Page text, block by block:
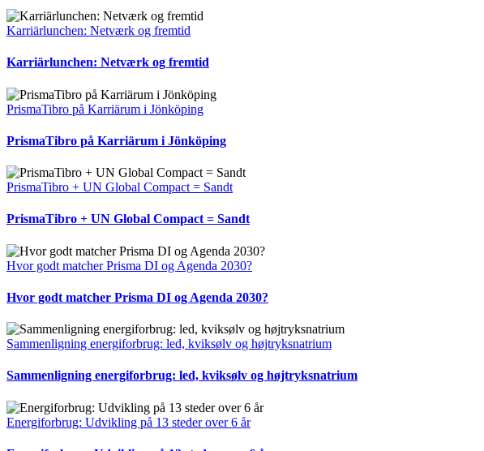
Karriärlunchen: Netværk og fremtid
Karriärlunchen: Netværk og fremtid
PrismaTibro på Karriärum i Jönköping
PrismaTibro på Karriärum i Jönköping
PrismaTibro + UN Global Compact = Sandt
PrismaTibro + UN Global Compact = Sandt
Hvor godt matcher Prisma DI og Agenda 2030?
Hvor godt matcher Prisma DI og Agenda 2030?
Sammenligning energiforbrug: led, kviksølv og højtryksnatrium
Sammenligning energiforbrug: led, kviksølv og højtryksnatrium
Energiforbrug: Udvikling på 13 steder over 6 år